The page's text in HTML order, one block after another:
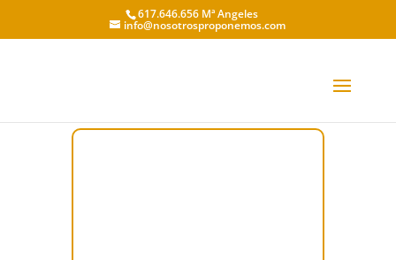
617.646.656 Mª Angeles
info@nosotrosproponemos.com